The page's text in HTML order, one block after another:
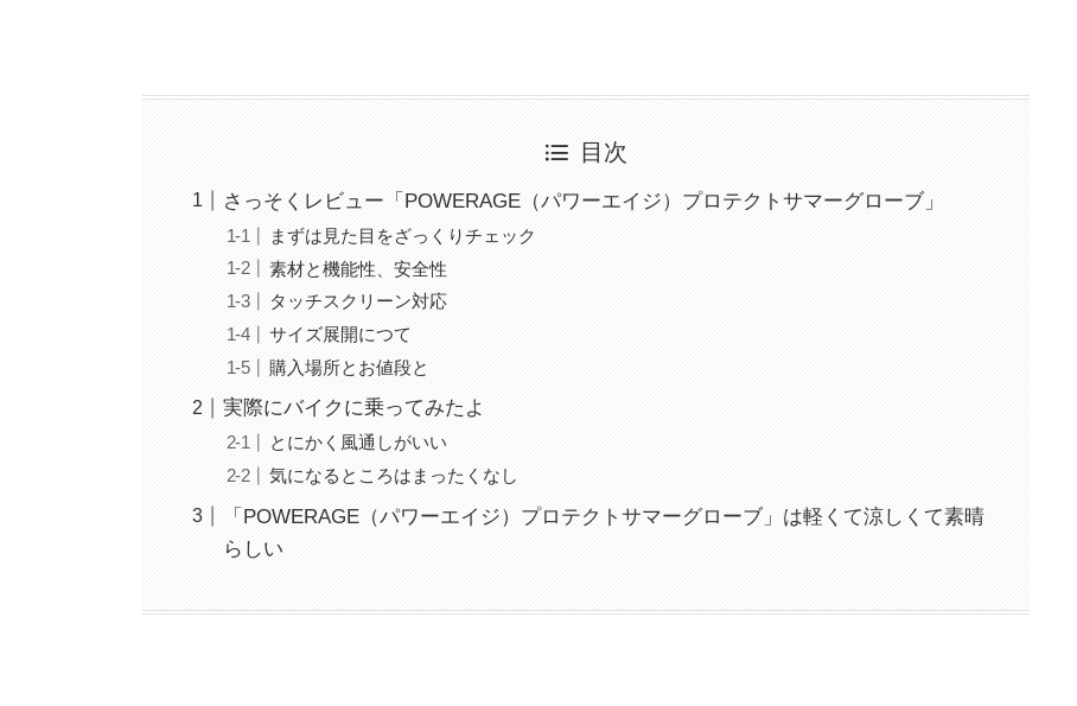
目次
さっそくレビュー「POWERAGE（パワーエイジ）プロテクトサマーグローブ」
まずは見た目をざっくりチェック
素材と機能性、安全性
タッチスクリーン対応
サイズ展開につて
購入場所とお値段と
実際にバイクに乗ってみたよ
とにかく風通しがいい
気になるところはまったくなし
「POWERAGE（パワーエイジ）プロテクトサマーグローブ」は軽くて涼しくて素晴
らしい